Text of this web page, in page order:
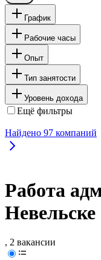
График
Рабочие часы
Опыт
Тип занятости
Уровень дохода
Ещё фильтры
Найдено 97 компаний
Работа
Невельске
, 2 вакансии